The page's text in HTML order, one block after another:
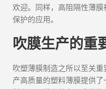
欢迎。同样，高阻隔性薄
保护的应用。
吹膜生产的重
吹塑薄膜制造之所以至关
产高质量的塑料薄膜提供